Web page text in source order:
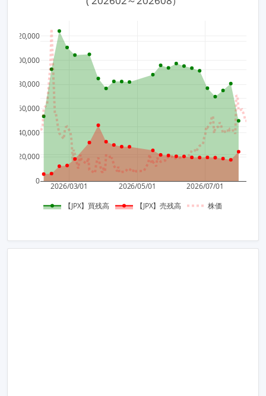
2026/03/01 2026/05/01 2026/07/01
0
20,000
40,000
60,000
80,000
100,000
120,000
【JPX】買残高 【JPX】売残高 株価